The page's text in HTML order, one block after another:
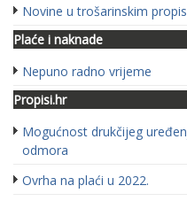
Novine u trošarinskim
Plaće i naknade
Nepuno radno vrijeme
Propisi.hr
Mogućnost drukčijeg
odmora
Ovrha na plaći u 2022.